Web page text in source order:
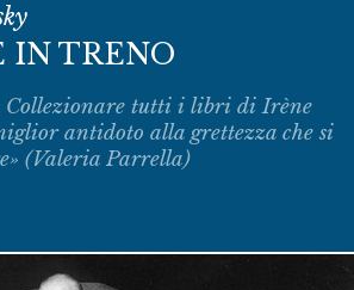
IN TRENO
Collezionare tutti i libri di Irène
antidoto alla grettezza che si
(Valeria Parrella)